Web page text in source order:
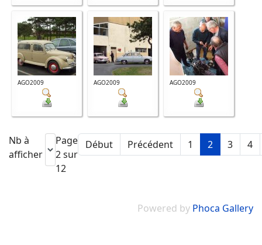
AGO2009 AGO2009 AGO2009
Nb à
afficher
Page
2 sur
12
Début Précédent 1 2 3 4
Powered by Phoca Gallery